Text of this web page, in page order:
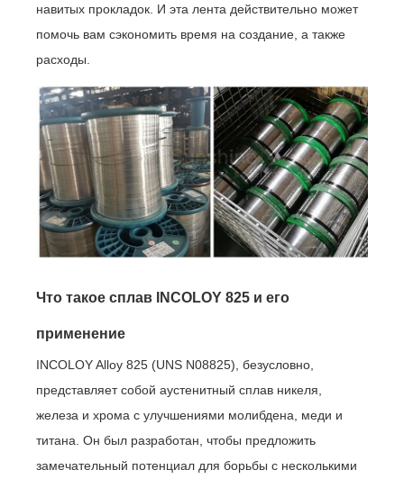
навитых прокладок. И эта лента действительно может
помочь вам сэкономить время на создание, а также
расходы.
Что такое сплав INCOLOY 825 и его
применение
INCOLOY Alloy 825 (UNS N08825), безусловно,
представляет собой аустенитный сплав никеля,
железа и хрома с улучшениями молибдена, меди и
титана. Он был разработан, чтобы предложить
замечательный потенциал для борьбы с несколькими